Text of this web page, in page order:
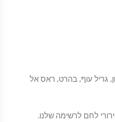
גריל עוף, בהרט, ראס אל
לחם לרשימה שלנו.